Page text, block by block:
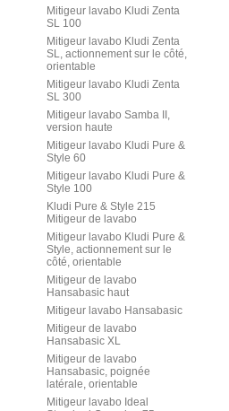
Mitigeur lavabo Kludi Zenta
SL 100
Mitigeur lavabo Kludi Zenta
SL, actionnement sur le côté,
orientable
Mitigeur lavabo Kludi Zenta
SL 300
Mitigeur lavabo Samba II,
version haute
Mitigeur lavabo Kludi Pure &
Style 60
Mitigeur lavabo Kludi Pure &
Style 100
Kludi Pure & Style 215
Mitigeur de lavabo
Mitigeur lavabo Kludi Pure &
Style, actionnement sur le
côté, orientable
Mitigeur de lavabo
Hansabasic haut
Mitigeur lavabo Hansabasic
Mitigeur de lavabo
Hansabasic XL
Mitigeur de lavabo
Hansabasic, poignée
latérale, orientable
Mitigeur lavabo Ideal